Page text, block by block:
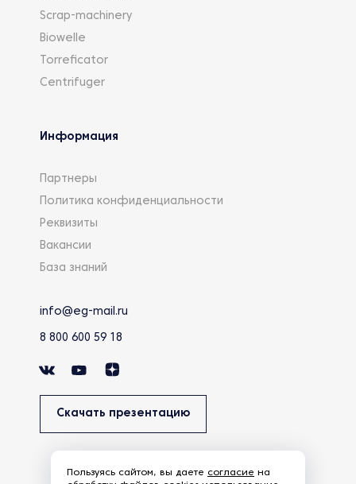
Scrap-machinery
Biowelle
Torreficator
Centrifuger
Информация
Партнеры
Политика конфиденциальности
Реквизиты
Вакансии
База знаний
info@eg-mail.ru
8 800 600 59 18
Скачать презентацию
Пользуясь сайтом, вы даете согласие на